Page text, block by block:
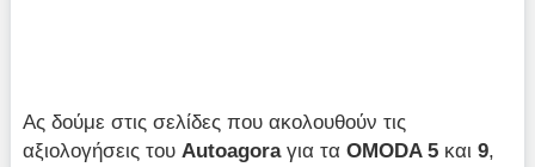
Ας δούμε στις σελίδες που ακολουθούν τις
αξιολογήσεις του Autoagoraγια ταOMODA 5 και9,